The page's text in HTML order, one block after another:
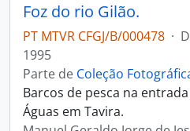
Foz do rio Gilão.
PT MTVR CFGJ/B/000478 ·
1995
Parte de Coleção
Barcos de pesca na
Águas em Tavira.